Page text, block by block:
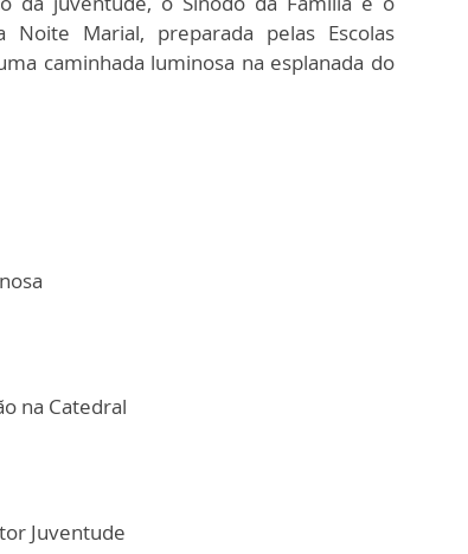
Marial, preparada pelas Escolas
caminhada luminosa na esplanada do
na Catedral
Juventude